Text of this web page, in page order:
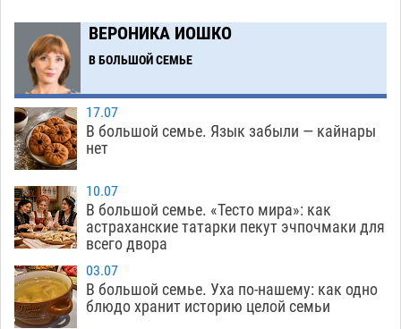
08.08 405
10:51
Фаворитская ноша: астраханские
гандболисты крупно проиграли пермякам
09:00
Лидеры чеченской диаспоры в Астрахани
осудили выходку молодого лихача с улицы
Никольской
18:00
Завтра астраханцы проведут день в режиме
экстремальной температурной нагрузки
17:09
Астраханский котлован с мусором угрожает
ВЕРОНИКА ИОШКО
В БОЛЬШОЙ СЕМЬЕ
17.07
В большой семье. Язык забыли — кайнары
нет
10.07
В большой семье. «Тесто мира»: как
астраханские татарки пекут эчпочмаки для
всего двора
03.07
В большой семье. Уха по-нашему: как одно
блюдо хранит историю целой семьи